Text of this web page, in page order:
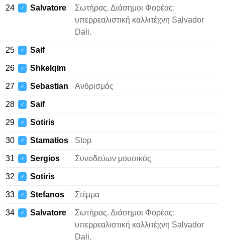
24 ♂ Salvatore
Σωτήρας. Διάσημοι Φορέας:
υπερρεαλιστική καλλιτέχνη Salvador
Dali.
25 ♂ Saif
26 ♂ Shkelqim
27 ♂ Sebastian Ανδρισμός
28 ♂ Saif
29 ♂ Sotiris
30 ♂ Stamatios Stop
31 ♂ Sergios Συνοδεύων μουσικός
32 ♂ Sotiris
33 ♂ Stefanos Στέμμα
34 ♂ Salvatore
Σωτήρας. Διάσημοι Φορέας:
υπερρεαλιστική καλλιτέχνη Salvador
Dali.